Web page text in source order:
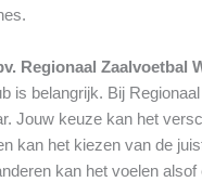
Regionaal Zaalvoetbal
is belangrijk. Bij
Jouw keuze kan het
kan het kiezen van de
kan het voelen